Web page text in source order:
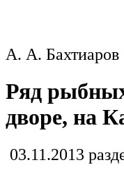
А. А. Бахтиаров
Ряд
дворе, на
03.11.2013